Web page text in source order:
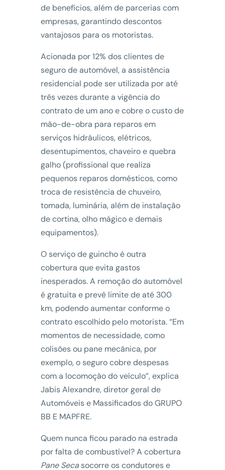
de benefícios, além de parcerias com
empresas, garantindo descontos
vantajosos para os motoristas.
Acionada por 12% dos clientes de
seguro de automóvel, a assistência
residencial pode ser utilizada por até
três vezes durante a vigência do
contrato de um ano e cobre o custo de
mão-de-obra para reparos em
serviços hidráulicos, elétricos,
desentupimentos, chaveiro e quebra
galho (profissional que realiza
pequenos reparos domésticos, como
troca de resistência de chuveiro,
tomada, luminária, além de instalação
de cortina, olho mágico e demais
equipamentos).
O serviço de guincho é outra
cobertura que evita gastos
inesperados. A remoção do automóvel
é gratuita e prevê limite de até 300
km, podendo aumentar conforme o
contrato escolhido pelo motorista. “Em
momentos de necessidade, como
colisões ou pane mecânica, por
exemplo, o seguro cobre despesas
com a locomoção do veículo”, explica
Jabis Alexandre, diretor geral de
Automóveis e Massificados do GRUPO
BB E MAPFRE.
Quem nunca ficou parado na estrada
por falta de combustível? A cobertura
Pane Secasocorre os condutores e